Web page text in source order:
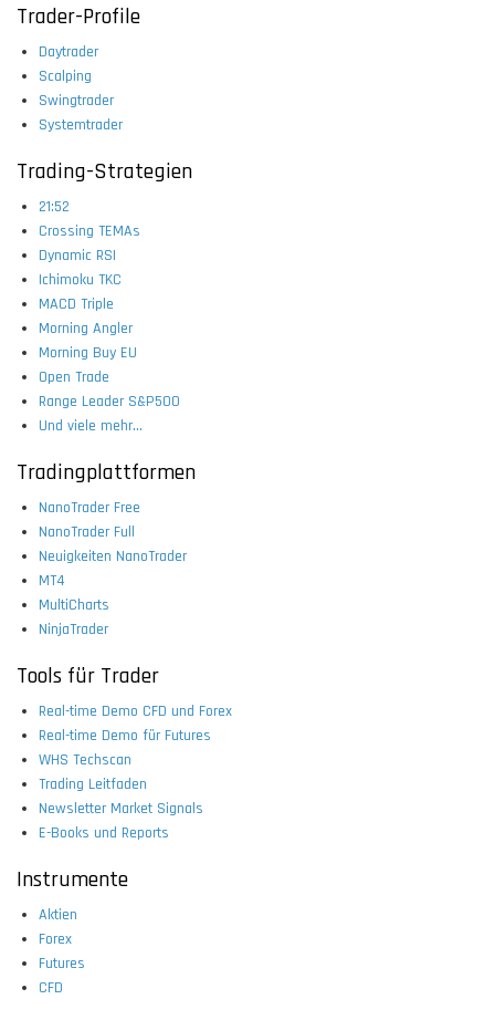
Trader-Profile
Daytrader
Scalping
Swingtrader
Systemtrader
Trading-Strategien
21:52
Crossing TEMAs
Dynamic RSI
Ichimoku TKC
MACD Triple
Morning Angler
Morning Buy EU
Open Trade
Range Leader S&P500
Und viele mehr...
Tradingplattformen
NanoTrader Free
NanoTrader Full
Neuigkeiten NanoTrader
MT4
MultiCharts
NinjaTrader
Tools für Trader
Real-time Demo CFD und Forex
Real-time Demo für Futures
WHS Techscan
Trading Leitfaden
Newsletter Market Signals
E-Books und Reports
Instrumente
Aktien
Forex
Futures
CFD